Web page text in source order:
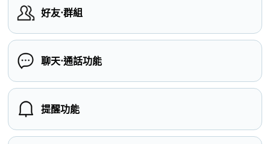
好友⋅群組
聊天⋅通話功能
提醒功能